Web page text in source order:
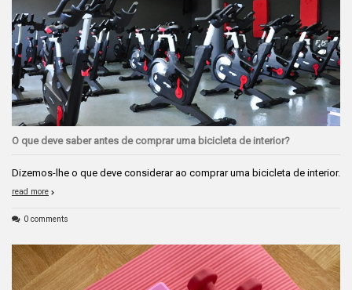
O que deve saber antes de comprar uma bicicleta de interior?
Dizemos-lhe o que deve considerar ao comprar uma bicicleta de interior.
read more
0 comments